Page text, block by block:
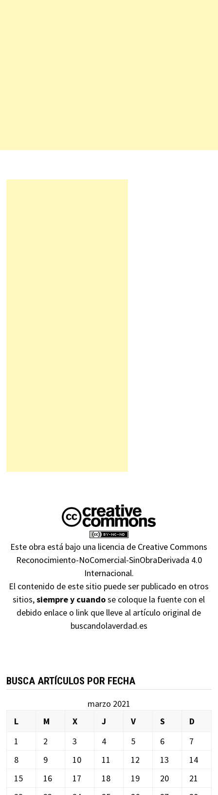
Este obra está bajo una licencia de Creative Commons
Reconocimiento-NoComercial-SinObraDerivada 4.0
Internacional.
El contenido de este sitio puede ser publicado en otros
sitios,siempre y cuandose coloque la fuente con el
debido enlace o link que lleve al artículo original de
buscandolaverdad.es
BUSCA ARTÍCULOS POR FECHA
marzo 2021
L
M X J V S
D
1
2 3 4 5 6
7
8
9 10 11 12 13
14
15
16 17 18 19 20
21